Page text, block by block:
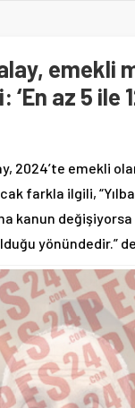
emekli
az 5 ile
2024’te emekli
farkla ilgili,
kanun
yönündedir.”